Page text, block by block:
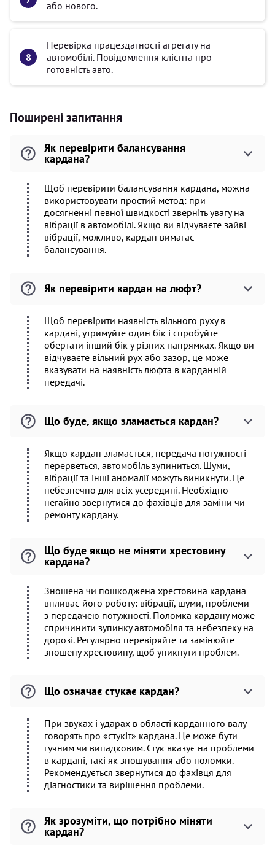
або нового.
Перевірка працездатності агрегату на
автомобілі. Повідомлення клієнта про
готовність авто.
Поширені запитання
Як перевірити балансування
кардана?
Щоб перевірити балансування кардана, можна
використовувати простий метод: при
досягненні певної швидкості зверніть увагу на
вібрації в автомобілі. Якщо ви відчуваєте зайві
вібрації, можливо, кардан вимагає
балансування.
Як перевірити кардан на люфт?
Щоб перевірити наявність вільного руху в
кардані, утримуйте один бік і спробуйте
обертати інший бік у різних напрямках. Якщо ви
відчуваєте вільний рух або зазор, це може
вказувати на наявність люфта в карданній
передачі.
Що буде, якщо зламається кардан?
Якщо кардан зламається, передача потужності
перерветься, автомобіль зупиниться. Шуми,
вібрації та інші аномалії можуть виникнути. Це
небезпечно для всіх усередині. Необхідно
негайно звернутися до фахівців для заміни чи
ремонту кардану.
Що буде якщо не міняти хрестовину
кардана?
Зношена чи пошкоджена хрестовина кардана
впливає його роботу: вібрації, шуми, проблеми
з передачею потужності. Поломка кардану може
спричинити зупинку автомобіля та небезпеку на
дорозі. Регулярно перевіряйте та замінюйте
зношену хрестовину, щоб уникнути проблем.
Що означає стукає кардан?
При звуках і ударах в області карданного валу
говорять про «стукіт» кардана. Це може бути
гучним чи випадковим. Стук вказує на проблеми
в кардані, такі як зношування або поломки.
Рекомендується звернутися до фахівця для
діагностики та вирішення проблеми.
Як зрозуміти, що потрібно міняти
кардан?